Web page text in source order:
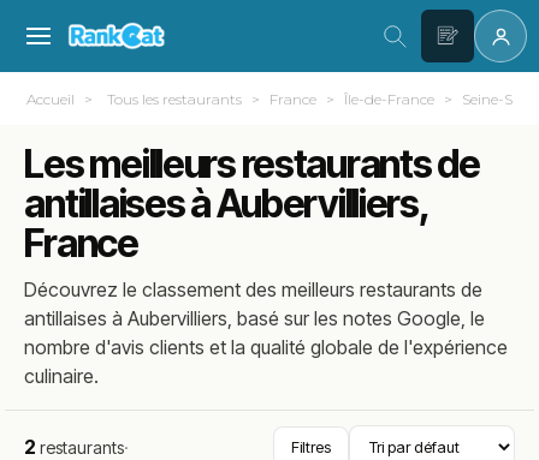
Accueil Tous les restaurants France Île-de-France Seine-
Les meilleurs restaurants de
antillaises à Aubervilliers,
France
Découvrez le classement des meilleurs restaurants de
antillaises à Aubervilliers, basé sur les notes Google, le
nombre d'avis clients et la qualité globale de l'expérience
culinaire.
2 restaurants· Filtres